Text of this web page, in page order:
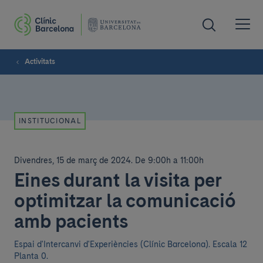
Activitats
INSTITUCIONAL
Divendres, 15 de març de 2024. De 9:00h a 11:00h
Eines durant la visita per
optimitzar la comunicació
amb pacients
Espai d'Intercanvi d'Experiències (Clínic Barcelona). Escala 12
Planta 0.